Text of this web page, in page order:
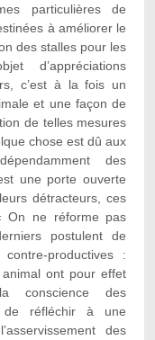
particulières de
à améliorer le
des stalles pour les
d’appréciations
c’est à la fois un
et une façon de
de telles mesures
chose est dû aux
des
une porte ouverte
détracteurs, ces
On ne réforme pas
postulent de
productives :
ont pour effet
conscience des
de réfléchir à une
des